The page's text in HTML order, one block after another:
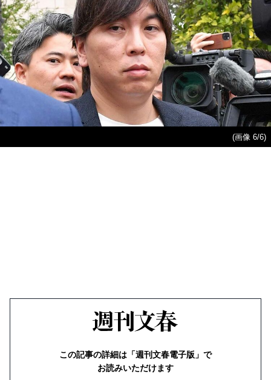
(画像 6/6)
この記事の詳細は「週刊文春電子版」で
お読みいただけます